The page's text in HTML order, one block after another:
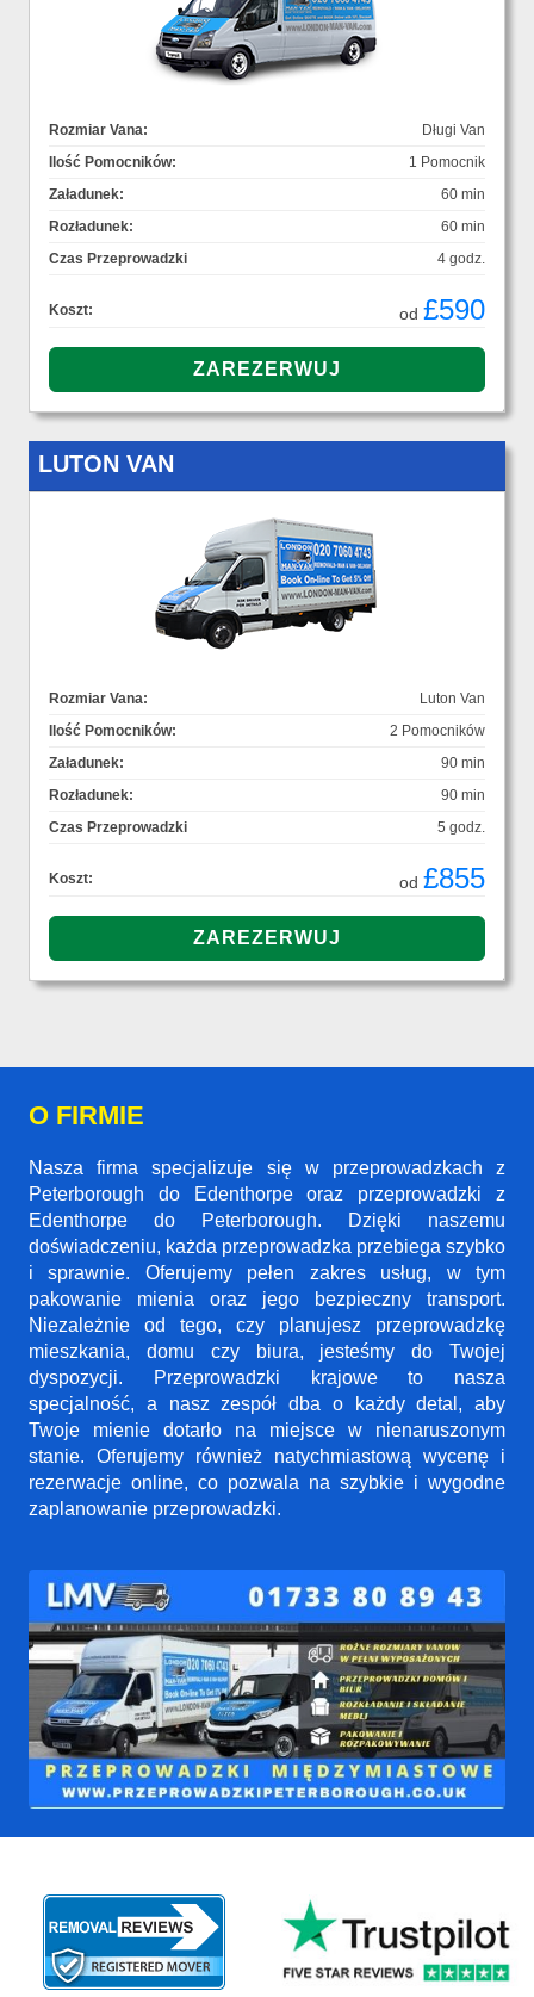
Rozmiar Vana:
Długi Van
Ilość Pomocników:
1 Pomocnik
Załadunek:
60 min
Rozładunek:
60 min
Czas Przeprowadzki
4 godz.
Koszt: od £590
LUTON VAN
Rozmiar Vana:
Luton Van
Ilość Pomocników:
2 Pomocników
Załadunek:
90 min
Rozładunek:
90 min
Czas Przeprowadzki
5 godz.
Koszt: od £855
O FIRMIE
Nasza firma specjalizuje się w przeprowadzkach z
Peterborough do Edenthorpe oraz przeprowadzki z
Edenthorpe do Peterborough. Dzięki naszemu
doświadczeniu, każda przeprowadzka przebiega szybko
i sprawnie. Oferujemy pełen zakres usług, w tym
pakowanie mienia oraz jego bezpieczny transport.
Niezależnie od tego, czy planujesz przeprowadzkę
mieszkania, domu czy biura, jesteśmy do Twojej
dyspozycji. Przeprowadzki krajowe to nasza
specjalność, a nasz zespół dba o każdy detal, aby
Twoje mienie dotarło na miejsce w nienaruszonym
stanie. Oferujemy również natychmiastową wycenę i
rezerwacje online, co pozwala na szybkie i wygodne
zaplanowanie przeprowadzki.